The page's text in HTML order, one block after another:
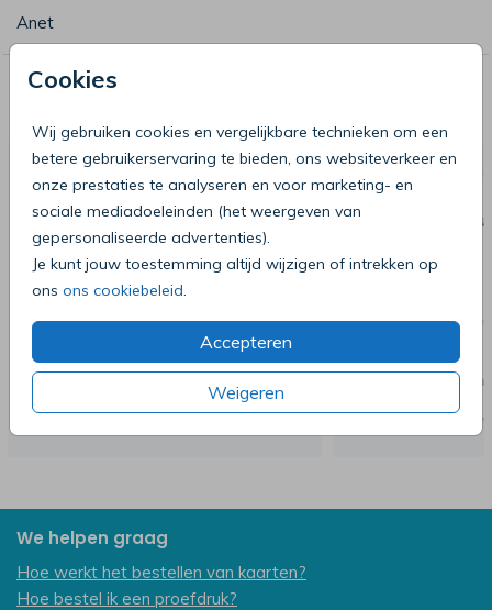
Cookies
Wij gebruiken cookies en vergelijkbare technieken om een
betere gebruikerservaring te bieden, ons websiteverkeer en
onze prestaties te analyseren en voor marketing- en
sociale mediadoeleinden (het weergeven van
gepersonaliseerde advertenties).
Je kunt jouw toestemming altijd wijzigen of intrekken op
ons ons cookiebeleid
Accepteren
Weigeren
Anet
Deze producten zijn wellicht ook iets
voor je
We helpen graag
Hoe werkt het bestellen van kaarten?
Hoe bestel ik een proefdruk?